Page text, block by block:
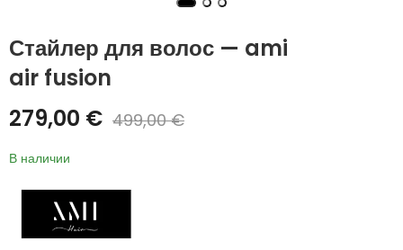
Стайлер для волос — ami
air fusion
279,00 € 499,00€
В наличии